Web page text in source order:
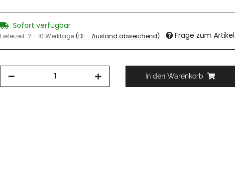
Sofort verfügbar
Lieferzeit: 2 - 10 Werktage(DE - Ausland abweichend) Frage zum Artikel
In den Warenkorb